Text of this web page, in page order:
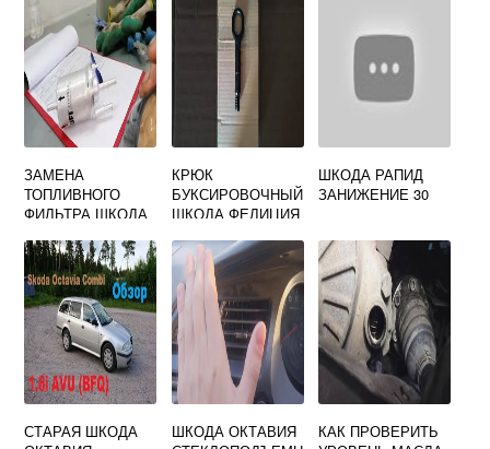
ЗАМЕНА
ТОПЛИВНОГО
ФИЛЬТРА ШКОДА
КРЮК
БУКСИРОВОЧНЫЙ
ШКОДА ФЕЛИЦИЯ
ШКОДА РАПИД
ЗАНИЖЕНИЕ 30
СТАРАЯ ШКОДА
ШКОДА ОКТАВИЯ
КАК ПРОВЕРИТЬ